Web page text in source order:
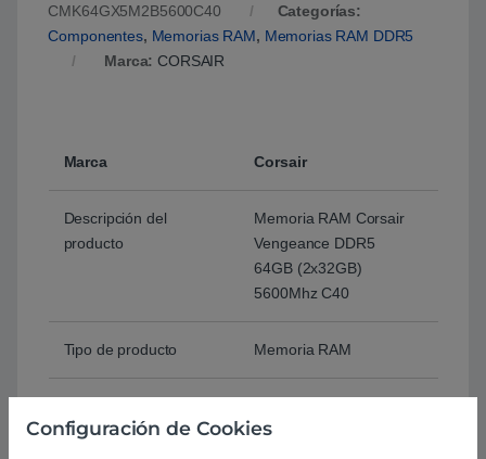
CMK64GX5M2B5600C40
Categorías:
Componentes, Memorias RAM, Memorias RAM DDR5
Marca:CORSAIR
Marca Corsair
Descripción del
producto
Memoria RAM Corsair
Vengeance DDR5
64GB (2x32GB)
5600Mhz C40
Tipo de producto Memoria RAM
Configuración de Cookies